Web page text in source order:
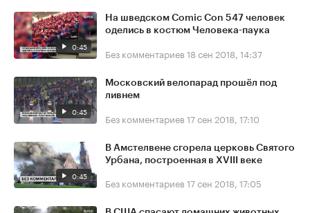
0:45
На шведском Comic Con 547 человек
оделись в костюм Человека-паука
Без комментариев 18 сен 2018, 14:37
0:45
Московский велопарад прошёл под
ливнем
Без комментариев 17 сен 2018, 17:10
0:45
В Амстелвене сгорела церковь Святого
Урбана, построенная в XVIII веке
Без комментариев 17 сен 2018, 17:05